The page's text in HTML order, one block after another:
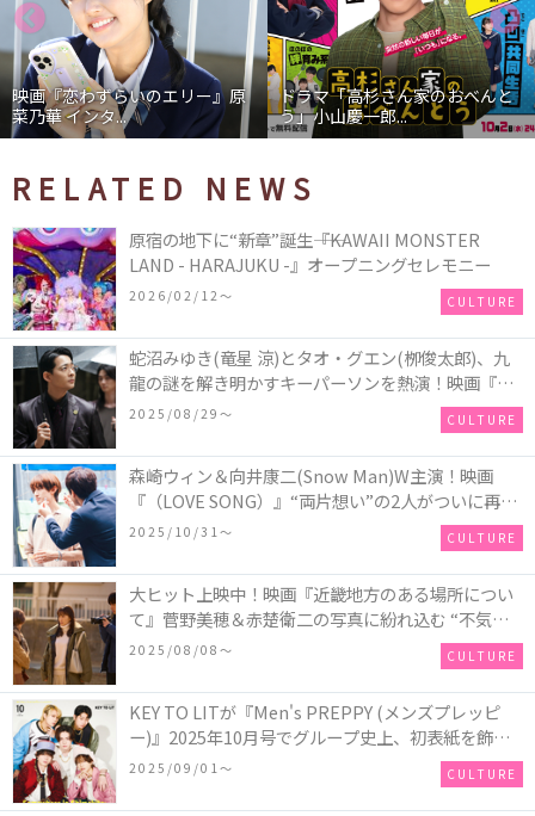
映画『恋わずらいのエリー』原
菜乃華 インタ...
ドラマ「高杉さん家のおべんと
う」小山慶一郎...
RELATED NEWS
原宿の地下に“新章”誕生――『KAWAII MONSTER
LAND - HARAJUKU -』オープニングセレモニー
2026/02/12〜 CULTURE
蛇沼みゆき(⻯星 涼)とタオ・グエン(栁俊太郎)、九
⿓の謎を解き明かすキーパーソンを熱演！映画『九
⿓ジェネリックロマンス』初場⾯カットを解禁！
2025/08/29〜 CULTURE
森崎ウィン＆向井康二(Snow Man)W主演！映画
『（LOVE SONG）』“両片想い”の2人がついに再
会！ソウタとカイ、切なさと希望が交錯する運命の
2025/10/31〜 CULTURE
大ヒット上映中！映画『近畿地方のある場所につい
て』菅野美穂＆赤楚衛二の写真に紛れ込む “不気味
なお札”の正体とは！？
2025/08/08〜 CULTURE
KEY TO LITが『Men's PREPPY (メンズプレッピ
ー)』2025年10月号でグループ史上、初表紙を飾
る！高橋恭平(なにわ男子)はネクタイ＆ジャケッ
ト、リムレスメガネを身に着けたCoolな姿で登場
2025/09/01〜 CULTURE